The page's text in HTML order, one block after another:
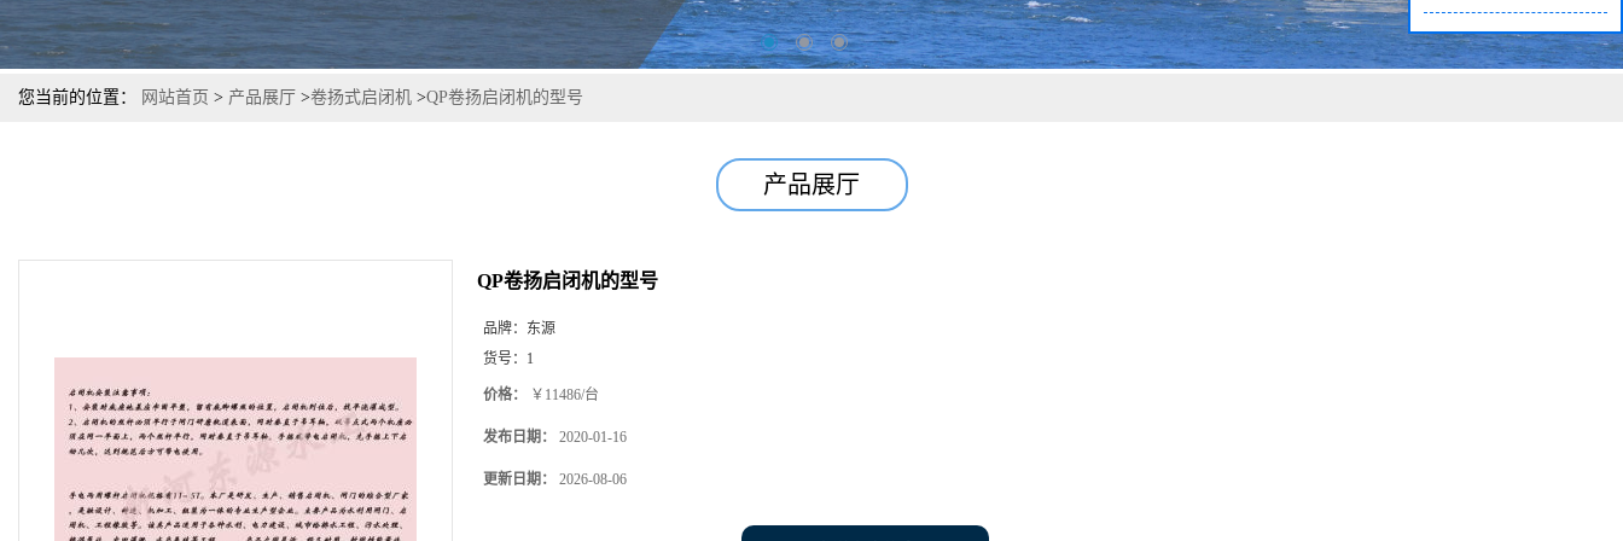
您当前的位置： 网站首页 > 产品展厅 >卷扬式启闭机 >QP卷扬启闭机的型号
产品展厅
QP卷扬启闭机的型号
品牌： 东源
货号： 1
价格： ￥11486/台
发布日期： 2020-01-16
更新日期： 2026-08-06